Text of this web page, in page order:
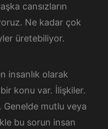
cansızların
Ne kadar çok
üretebiliyor.
insanlık olarak
konu var. İlişkiler.
Genelde mutlu veya
bu sorun insan